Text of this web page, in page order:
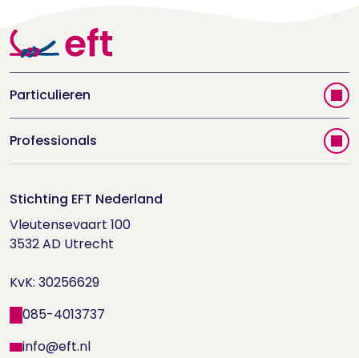
Particulieren
Vind jouw therapeut
Videoportal
Doe de relatietest
Houd me Vast-bijeenkomsten
Professionals
Trainingen
Supervisorenlijst
Nieuwsbrief ontvangen?
Wetenschappelijk onderzoek
Stichting EFT Nederland
Vleutensevaart 100
3532 AD Utrecht
KvK: 30256629
085-4013737
info@eft.nl